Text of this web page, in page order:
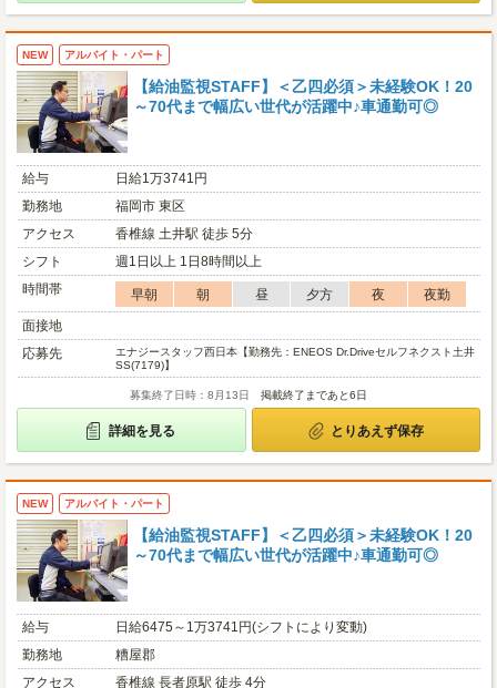
NEW アルバイト・パート
【給油監視STAFF】＜乙四必須＞未経験OK！20
～70代まで幅広い世代が活躍中♪車通勤可◎
給与
日給1万3741円
勤務地
福岡市 東区
アクセス
香椎線 土井駅 徒歩 5分
シフト
週1日以上 1日8時間以上
時間帯
早朝 朝 昼 夕方 夜
夜勤
面接地
応募先
エナジースタッフ西日本【勤務先：ENEOS Dr.Driveセルフネクスト土井
SS(7179)】
募集終了日時：8月13日 掲載終了まであと6日
詳細を見る とりあえず保存
NEW アルバイト・パート
【給油監視STAFF】＜乙四必須＞未経験OK！20
～70代まで幅広い世代が活躍中♪車通勤可◎
給与
日給6475～1万3741円(シフトにより変動)
勤務地
糟屋郡
アクセス
香椎線 長者原駅 徒歩 4分